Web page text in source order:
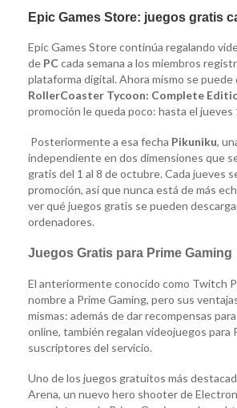
Epic Games Store: juegos gratis
Epic Games Store continúa regalando
de PCcada semana a los miembros
plataforma digital. Ahora mismo se puede
RollerCoaster Tycoon: Complete
promoción le queda poco: hasta el
Posteriormente a esa fecha Pikuniku,
independiente en dos dimensiones que
gratis del 1 al 8 de octubre. Cada jueves
promoción, así que nunca está de más
ver qué juegos gratis se pueden
ordenadores.
Juegos Gratis para Prime Gaming
El anteriormente conocido como Twitch
nombre a Prime Gaming, pero sus
mismas: además de dar recompensas
online, también regalan videojuegos para
suscriptores del servicio.
Uno de los juegos gratuitos más
Arena, un nuevo hero shooter de